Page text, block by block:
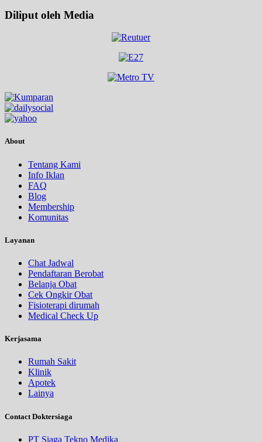
Diliput oleh Media
About
Tentang Kami
Info Iklan
FAQ
Blog
Membership
Komunitas
Layanan
Chat Jadwal
Pendaftaran Berobat
Belanja Obat
Cek Ongkir Obat
Fisioterapi dirumah
Medical Check Up
Kerjasama
Rumah Sakit
Klinik
Apotek
Lainya
Contact Doktersiaga
PT Siaga Tekno Medika